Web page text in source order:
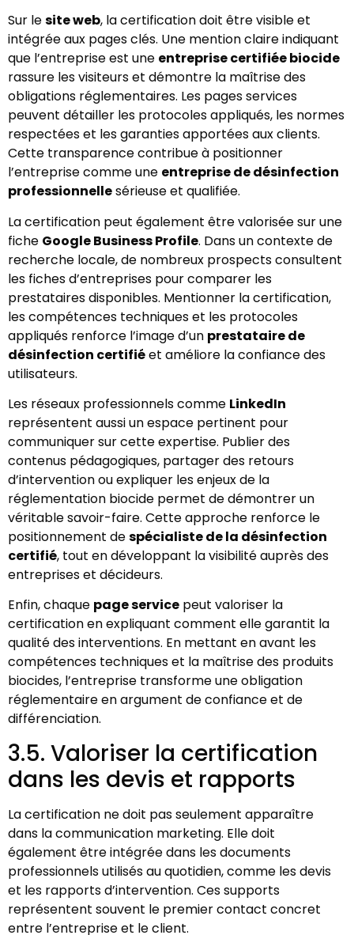
Sur lesite web, la certification doit être visible et
intégrée aux pages clés. Une mention claire indiquant
que l’entreprise est une entreprise certifiée biocide
rassure les visiteurs et démontre la maîtrise des
obligations réglementaires. Les pages services
peuvent détailler les protocoles appliqués, les normes
respectées et les garanties apportées aux clients.
Cette transparence contribue à positionner
l’entreprise comme une entreprise de désinfection
professionnellesérieuse et qualifiée.
La certification peut également être valorisée sur une
fiche Google Business Profile. Dans un contexte de
recherche locale, de nombreux prospects consultent
les fiches d’entreprises pour comparer les
prestataires disponibles. Mentionner la certification,
les compétences techniques et les protocoles
appliqués renforce l’image d’un prestataire de
désinfection certifiéet améliore la confiance des
utilisateurs.
Les réseaux professionnels comme LinkedIn
représentent aussi un espace pertinent pour
communiquer sur cette expertise. Publier des
contenus pédagogiques, partager des retours
d’intervention ou expliquer les enjeux de la
réglementation biocide permet de démontrer un
véritable savoir-faire. Cette approche renforce le
positionnement despécialiste de la désinfection
certifié, tout en développant la visibilité auprès des
entreprises et décideurs.
Enfin, chaque page service peut valoriser la
certification en expliquant comment elle garantit la
qualité des interventions. En mettant en avant les
compétences techniques et la maîtrise des produits
biocides, l’entreprise transforme une obligation
réglementaire en argument de confiance et de
différenciation.
3.5. Valoriser la certification
dans les devis et rapports
La certification ne doit pas seulement apparaître
dans la communication marketing. Elle doit
également être intégrée dans les documents
professionnels utilisés au quotidien, comme les devis
et les rapports d’intervention. Ces supports
représentent souvent le premier contact concret
entre l’entreprise et le client.